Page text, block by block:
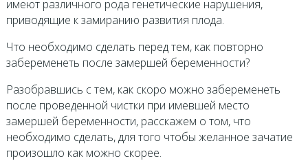
имеют различного рода генетические нарушения,
приводящие к замиранию развития плода.
Что необходимо сделать перед тем, как повторно
забеременеть после замершей беременности?
Разобравшись с тем, как скоро можно забеременеть
после проведенной чистки при имевшей место
замершей беременности, расскажем о том, что
необходимо сделать, для того чтобы желанное зачатие
произошло как можно скорее.